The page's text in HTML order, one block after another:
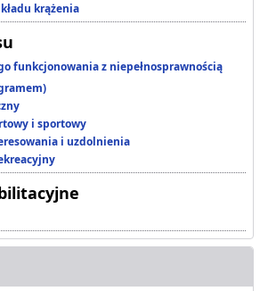
krążenia
funkcjonowania z niepełnosprawnością
i sportowy
i uzdolnienia